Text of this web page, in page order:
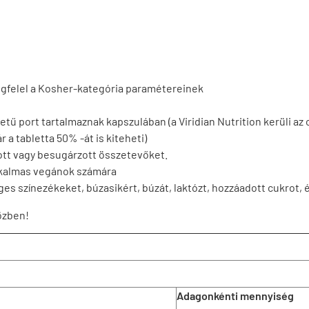
a Kosher-kategória paramétereinek
port tartalmaznak kapszulában (a Viridian Nutrition kerüli
a tabletta 50% -át is kiteheti)
vagy besugárzott összetevőket.
vegánok számára
színezékeket, búzasikért, búzát, laktózt, hozzáadott
Adagonkénti mennyiség